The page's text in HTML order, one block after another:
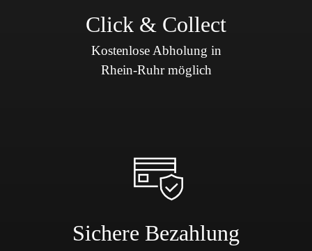
Click & Collect
Kostenlose Abholung in
Rhein-Ruhr möglich
Sichere Bezahlung